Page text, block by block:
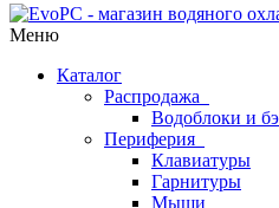
Меню
Каталог
Распродажа
Водоблоки и
Периферия
Клавиатуры
Гарнитуры
Мыши